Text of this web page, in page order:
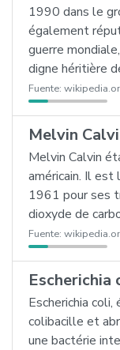
1990 dans le
également
guerre
digne héritière
Fuente:
Melvin
Melvin Calvin
américain. Il est
1961 pour ses
dioxyde de
Fuente:
Escherichia
Escherichia
colibacille et
une bactérie